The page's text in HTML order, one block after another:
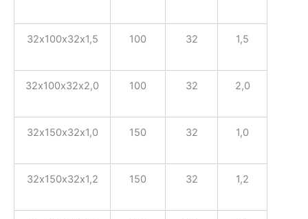
32х100х32х1,5 100 32 1,5
32х100х32х2,0 100 32 2,0
32х150х32х1,0 150 32 1,0
32х150х32х1,2 150 32 1,2